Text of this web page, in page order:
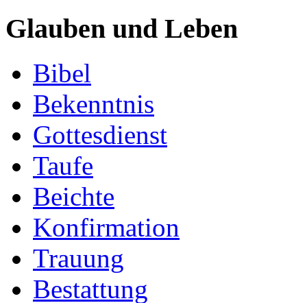
Glauben und Leben
Bibel
Bekenntnis
Gottesdienst
Taufe
Beichte
Konfirmation
Trauung
Bestattung